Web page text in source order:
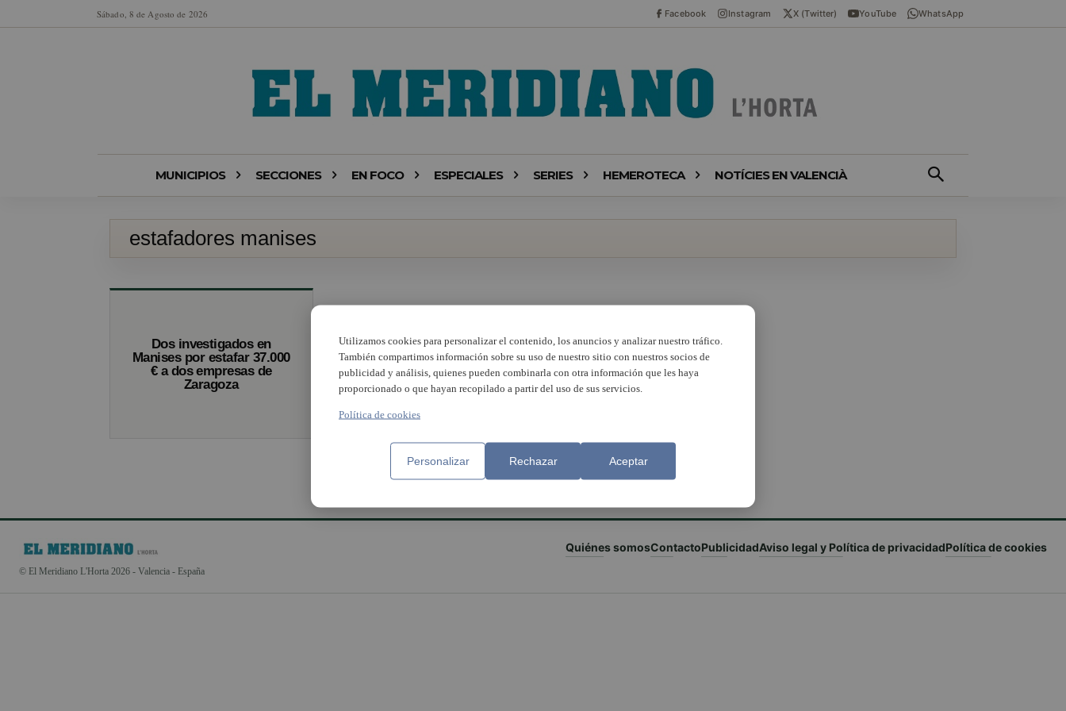
Sábado, 8 de Agosto de 2026 Facebook Instagram X (Twitter) YouTube WhatsApp
MUNICIPIOS SECCIONES EN FOCO ESPECIALES SERIES HEMEROTECA NOTÍCIES EN VALENCIÀ
estafadores manises
Dos investigados en
Manises por estafar 37.000
€ a dos empresas de
Zaragoza
© El Meridiano L'Horta 2026 - Valencia - España
Quiénes somosContactoPublicidadAviso legal y Política de privacidadPolítica de cookies
Utilizamos cookies para personalizar el contenido, los anuncios y analizar nuestro tráfico.
También compartimos información sobre su uso de nuestro sitio con nuestros socios de
publicidad y análisis, quienes pueden combinarla con otra información que les haya
proporcionado o que hayan recopilado a partir del uso de sus servicios.
Política de cookies
Personalizar Rechazar Aceptar